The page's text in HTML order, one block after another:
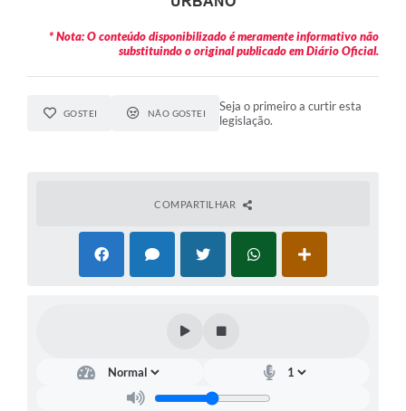
* Nota: O conteúdo disponibilizado é meramente informativo não
substituindo o original publicado em Diário Oficial.
GOSTEI NÃO GOSTEI
Seja o primeiro a curtir esta
legislação.
COMPARTILHAR